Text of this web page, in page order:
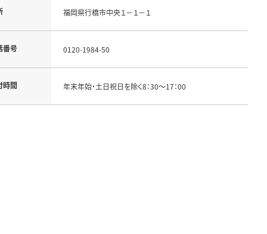
福岡県行橋市中央１－１－１
番号 0120-1984-50
時間 年末年始・土日祝日を除く8：30～17：00